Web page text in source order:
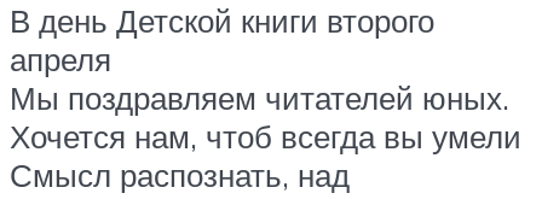
В день Детской книги второго
апреля
Мы поздравляем читателей юных.
Хочется нам, чтоб всегда вы умели
Смысл распознать, над